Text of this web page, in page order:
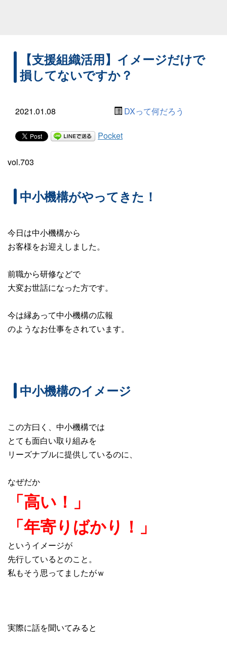
【支援組織活用】イメージだけで
損してないですか？
2021.01.08 DXって何だろう
Pocket
vol.703
中小機構がやってきた！
今日は中小機構から
お客様をお迎えしました。
前職から研修などで
大変お世話になった方です。
今は縁あって中小機構の広報
のようなお仕事をされています。
中小機構のイメージ
この方曰く、中小機構では
とても面白い取り組みを
リーズナブルに提供しているのに、
なぜだか
「高い！」
「年寄りばかり！」
というイメージが
先行しているとのこと。
私もそう思ってましたがｗ
実際に話を聞いてみると